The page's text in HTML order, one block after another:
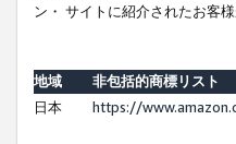
ン・ サイトに紹介されたお客様
地域
非包括的商標リスト
日本
https://